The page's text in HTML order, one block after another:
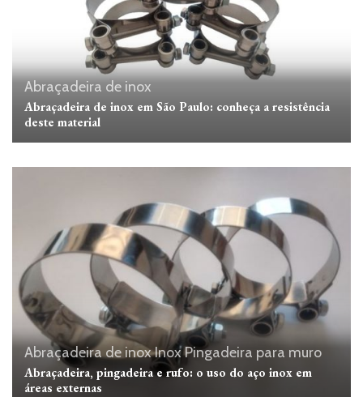
Abraçadeira de inox
Abraçadeira de inox em São Paulo: conheça a resistência
deste material
Abraçadeira de inoxInoxPingadeira para muro
Abraçadeira, pingadeira e rufo: o uso do aço inox em
áreas externas